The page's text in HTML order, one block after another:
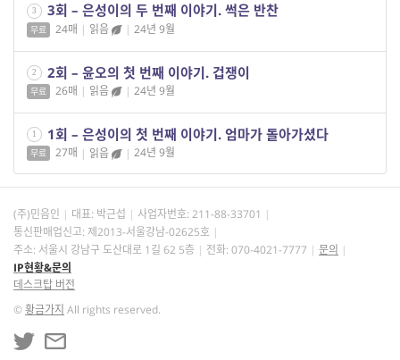
3 3회 – 은성이의 두 번째 이야기. 썩은 반찬
무료 24매 | 읽음 | 24년 9월
2 2회 – 윤오의 첫 번째 이야기. 겁쟁이
무료 26매 | 읽음 | 24년 9월
1 1회 – 은성이의 첫 번째 이야기. 엄마가 돌아가셨다
무료 27매 | 읽음 | 24년 9월
(주)민음인 대표: 박근섭 사업자번호: 211-88-33701
통신판매업신고: 제2013-서울강남-02625호
주소: 서울시 강남구 도산대로 1길 62 5층
전화: 070-4021-7777
문의
IP현황&문의
데스크탑 버전
©황금가지 All rights reserved.